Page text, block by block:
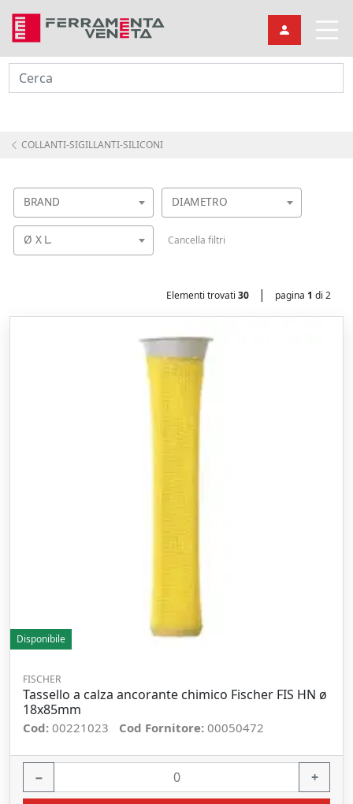
Cerca
COLLANTI-SIGILLANTI-SILICONI
BRAND DIAMETRO
Ø X L. Cancella filtri
Elementi trovati 30 | pagina 1 di 2
Disponibile
FISCHER
Tassello a calza ancorante chimico Fischer FIS HN ø
18x85mm
Cod: 00221023 Cod Fornitore: 00050472
− +